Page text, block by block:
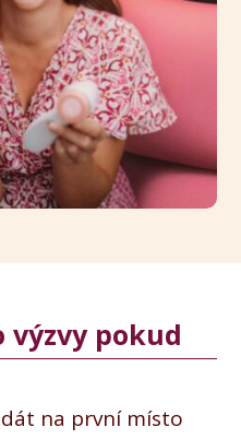
výzvy pokud
na první místo